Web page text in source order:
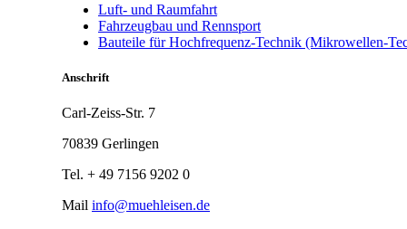
Luft- und Raumfahrt
Fahrzeugbau und Rennsport
Bauteile für Hochfrequenz-Technik (Mikrowellen-
Anschrift
Carl-Zeiss-Str. 7
70839 Gerlingen
Tel. + 49 7156 9202 0
Mail info@muehleisen.de